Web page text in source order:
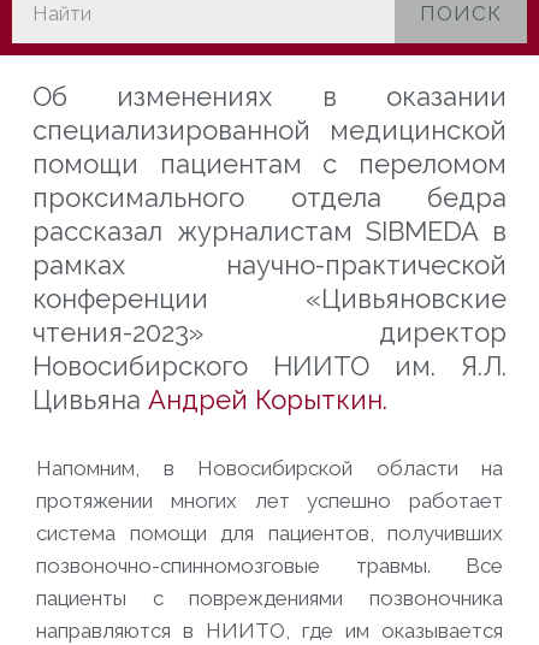
ПОИСК
Об изменениях в оказании
специализированной медицинской
помощи пациентам с переломом
проксимального отдела бедра
рассказал журналистам SIBMEDA в
рамках научно-практической
конференции «Цивьяновские
чтения-2023» директор
Новосибирского НИИТО им. Я.Л.
Цивьяна Андрей Корыткин.
Напомним, в Новосибирской области на
протяжении многих лет успешно работает
система помощи для пациентов, получивших
позвоночно-спинномозговые травмы. Все
пациенты с повреждениями позвоночника
направляются в НИИТО, где им оказывается